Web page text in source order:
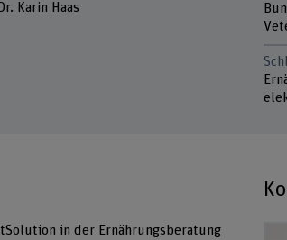
Karin Haas
in der Ernährungsberatung